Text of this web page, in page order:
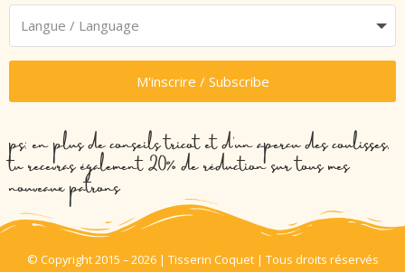
M'inscrire / Subscribe
ps: en plus de conseils tricot et d’un aperçu des coulisses,
tu recevras également 20% de réduction sur tous mes
nouveaux patrons
© Copyright 2015 – 2026 | Tisserin Coquet | Tous droits réservés